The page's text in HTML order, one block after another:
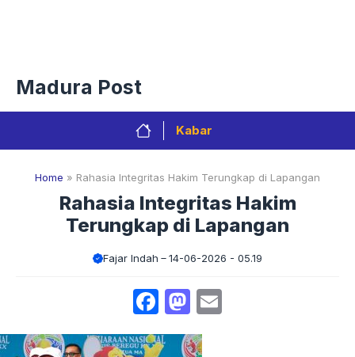
Madura Post
Kabar
Home » Rahasia Integritas Hakim Terungkap di Lapangan
Rahasia Integritas Hakim
Terungkap di Lapangan
Fajar Indah 14-06-2026 - 05.19
Facebook
Mastodon